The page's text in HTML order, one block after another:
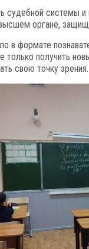
судебной системы и
органе,
в формате
только получить
свою точку зрения.